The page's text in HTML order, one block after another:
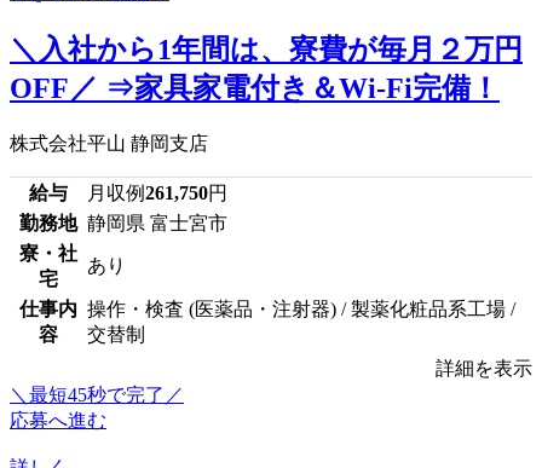
＼入社から1年間は、寮費が毎月２万円
OFF／ ⇒家具家電付き＆Wi-Fi完備！
株式会社平山 静岡支店
給与 月収例261,750円
勤務地 静岡県 富士宮市
寮・社
宅
あり
仕事内
容
操作・検査 (医薬品・注射器) / 製薬化粧品系工場 /
交替制
詳細を表示
＼最短45秒で完了／
応募へ進む